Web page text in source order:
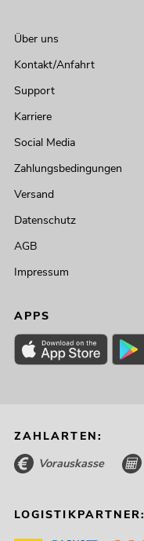
Über uns
Kontakt/Anfahrt
Support
Karriere
Social Media
Zahlungsbedingungen
Versand
Datenschutz
AGB
Impressum
APPS
ZAHLARTEN:
Vorauskasse
LOGISTIKPARTNER: